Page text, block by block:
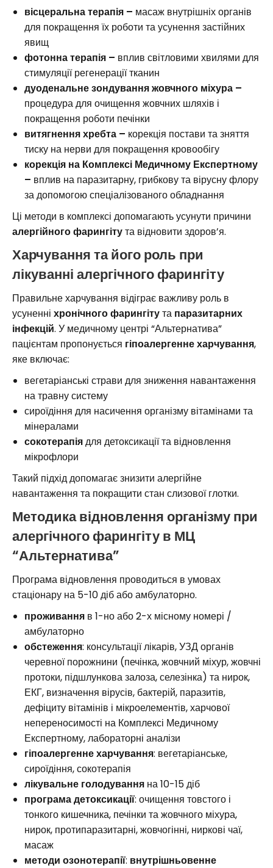
вісцеральна терапія – масаж внутрішніх органів
для покращення їх роботи та усунення застійних
явищ
фотонна терапія – вплив світловими хвилями для
стимуляції регенерації тканин
дуоденальне зондування жовчного міхура –
процедура для очищення жовчних шляхів і
покращення роботи печінки
витягнення хребта – корекція постави та зняття
тиску на нерви для покращення кровообігу
корекція на Комплексі Медичному Експертному
– вплив на паразитарну, грибкову та вірусну флору
за допомогою спеціалізованого обладнання
Ці методи в комплексі допомагають усунути причини
алергійного фарингітута відновити здоров’я.
Харчування та його роль при
лікуванні алергічного фарингіту
Правильне харчування відіграє важливу роль в
усуненні хронічного фарингітута паразитарних
інфекцій. У медичному центрі “Альтернатива”
пацієнтам пропонується гіпоалергенне харчування,
яке включає:
вегетаріанські страви для зниження навантаження
на травну систему
сироїдіння для насичення організму вітамінами та
мінералами
сокотерапіядля детоксикації та відновлення
мікрофлори
Такий підхід допомагає знизити алергійне
навантаження та покращити стан слизової глотки.
Методика відновлення організму при
алергічного фарингіту в МЦ
“Альтернатива”
Програма відновлення проводиться в умовах
стаціонару на 5-10 діб або амбулаторно.
проживання в 1-но або 2-х місному номері /
амбулаторно
обстеження: консультації лікарів, УЗД органів
черевної порожнини (печінка, жовчний міхур, жовчні
протоки, підшлункова залоза, селезінка) та нирок,
ЕКГ, визначення вірусів, бактерій, паразитів,
дефіциту вітамінів і мікроелементів, харчової
непереносимості на Комплексі Медичному
Експертному, лабораторні аналізи
гіпоалергенне харчування: вегетаріанське,
сироїдіння, сокотерапія
лікувальне голодування на 10-15 діб
програма детоксикації: очищення товстого і
тонкого кишечника, печінки та жовчного міхура,
нирок, протипаразитарні, жовчогінні, ниркові чаї,
масаж
методи озонотерапії: внутрішньовенне